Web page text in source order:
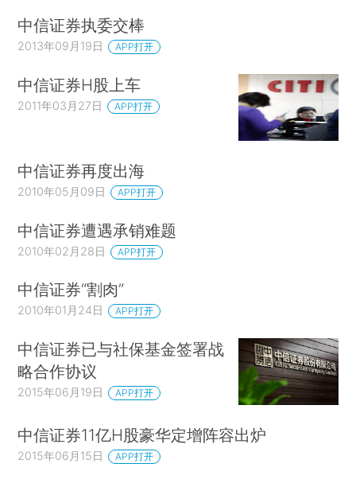
中信证券执委交棒
2013年09月19日 APP打开
中信证券H股上车
2011年03月27日 APP打开
中信证券再度出海
2010年05月09日 APP打开
中信证券遭遇承销难题
2010年02月28日 APP打开
中信证券“割肉”
2010年01月24日 APP打开
中信证券已与社保基金签署战
略合作协议
2015年06月19日 APP打开
中信证券11亿H股豪华定增阵容出炉
2015年06月15日 APP打开